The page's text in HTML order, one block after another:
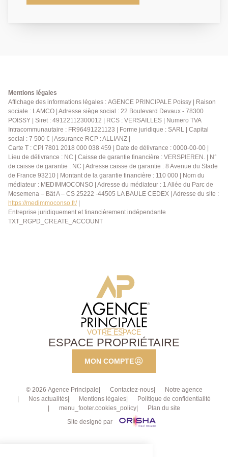
de 26m² donnant sur balcon sans vis à vis, chambre,
01.30.06.69.69
Mentions légales
Affichage des informations légales : AGENCE PRINCIPALE Poissy | Raison
sociale : LAMCO | Adresse siège social : 22 Boulevard Devaux - 78300
POISSY | Siret : 49122112300012 | RCS : VERSAILLES | Numero TVA
Intracommunautaire : FR96491221123 | Forme juridique : SARL | Capital
social : 7 500 € | Assurance RCP : ALLIANZ |
Carte T : CPI 7801 2018 000 038 459 | Date de délivrance : 0000-00-00 |
Lieu de délivrance : NC | Caisse de garantie financière : VERSPIEREN. | N°
de caisse de garantie : NC | Adresse caisse de garantie : 8 Avenue du Stade
de France 93210 | Montant de la garantie financière : 110 000 | Nom du
médiateur : MEDIMMOCONSO | Adresse du médiateur : 1 Allée du Parc de
Mesemena – Bât A – CS 25222 -44505 LA BAULE CEDEX | Adresse du site :
https://medimmoconso.fr/|
Entreprise juridiquement et financièrement indépendante
TXT_RGPD_CREATE_ACCOUNT
VOTRE ESPACE
ESPACE PROPRIÉTAIRE
MON COMPTE
© 2026 Agence Principale Contactez-nous
Notre agence
Nos actualités
Mentions légales
Politique de confidentialité
menu_footer.cookies_policy
Plan du site
Site designé par